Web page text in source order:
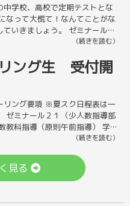
中学校、高校で定期テストとな
なって大慌て！なんてことがな
いきましょう。 ゼミナール２
でにテスト対策をスタートして
（続きを読む）
ング生 受付開
ング要項 ※夏スク日程表は一
ゼミナール２１（少人数指導部
科指導（原則午前指導） 学習
用へ 時間/10:30～12:30（また
（続きを読む）
見る